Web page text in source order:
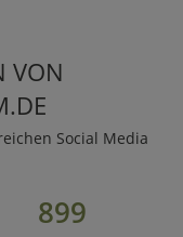
VON
Social Media
899